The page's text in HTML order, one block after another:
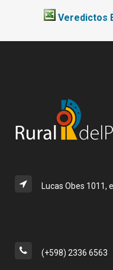
Veredictos
Lucas Obes 1011,
(+598) 2336 6563